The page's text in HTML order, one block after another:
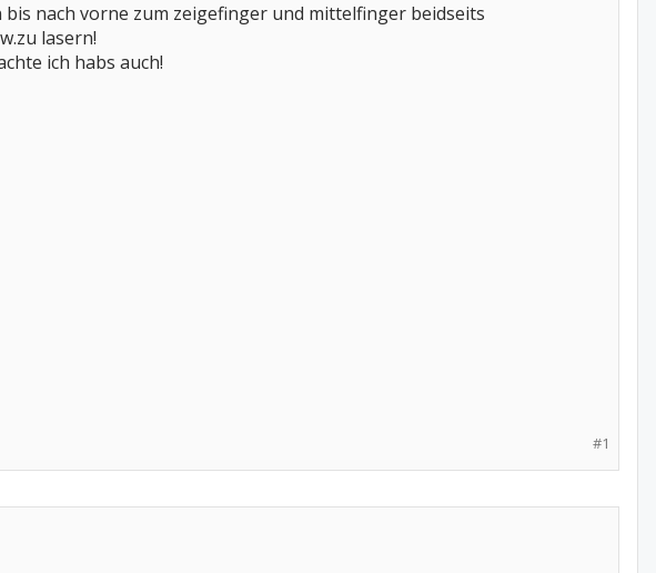
nach vorne zum zeigefinger und mittelfinger beidseits
lasern!
ich habs auch!
#1